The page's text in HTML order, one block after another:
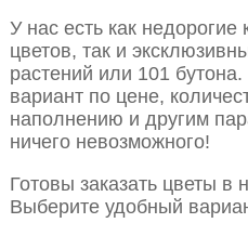
У нас есть как
цветов, так и
растений или 101
вариант по цене,
наполнению и другим
ничего невозможного!
Готовы заказать цветы в
Выберите удобный